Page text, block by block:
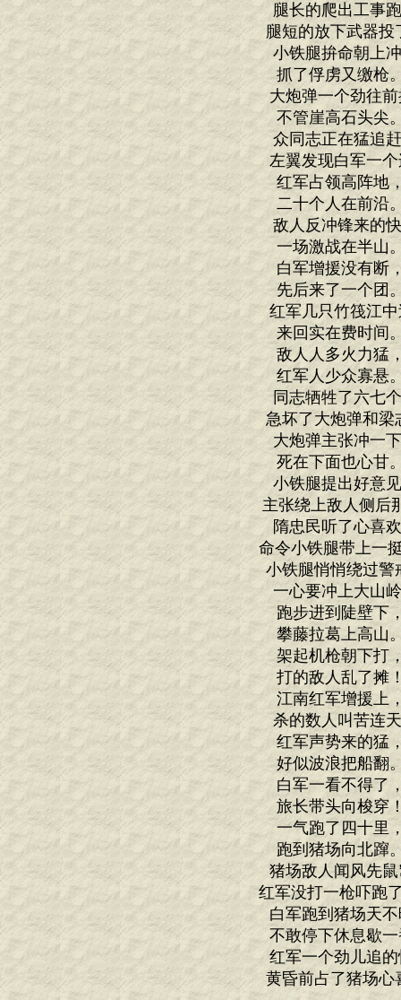
腿长的爬出工事
腿短的放下武器投
小铁腿拚命朝上
抓了俘虏又缴枪
大炮弹一个劲往前
不管崖高石头尖
众同志正在猛追
左翼发现白军一个
红军占领高阵地
二十个人在前沿
敌人反冲锋来的
一场激战在半山
白军增援没有断
先后来了一个团
红军几只竹筏江中
来回实在费时间
敌人人多火力猛
红军人少众寡悬
同志牺牲了六七
急坏了大炮弹和梁
大炮弹主张冲一
死在下面也心甘
小铁腿提出好意
主张绕上敌人侧后
隋忠民听了心喜
命令小铁腿带上一挺
小铁腿悄悄绕过警
一心要冲上大山
跑步进到陡壁下
攀藤拉葛上高山
架起机枪朝下打
打的敌人乱了摊
江南红军增援上
杀的数人叫苦连
红军声势来的猛
好似波浪把船翻
白军一看不得了
旅长带头向梭穿
一气跑了四十里
跑到猪场向北蹿
猪场敌人闻风先鼠
红军没打一枪吓跑了
白军跑到猪场天不
不敢停下休息歇一
红军一个劲儿追的
黄昏前占了猪场心